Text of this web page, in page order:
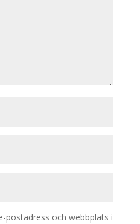
postadress och webbplats i